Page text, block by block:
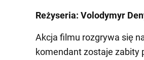
Reżyseria: Volodymyr
Akcja filmu rozgrywa się
komendant zostaje zabity